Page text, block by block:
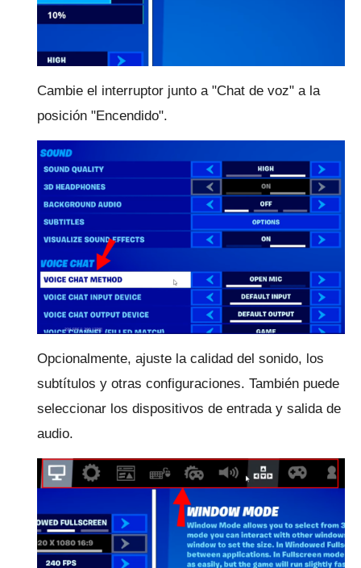
Cambie el interruptor junto a "Chat de voz" a la
posición "Encendido".
Opcionalmente, ajuste la calidad del sonido, los
subtítulos y otras configuraciones. También puede
seleccionar los dispositivos de entrada y salida de
audio.